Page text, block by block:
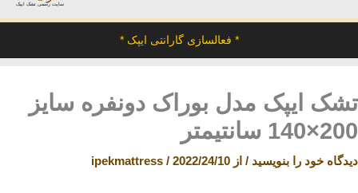
سایت رسمی تشک ایپک
* فعالسازی گارانتی ایپک *
تشک ایپک مدل بوراک دونفره سایز
200×140 سانتیمتر
دیدگاه‌ خود را بنویسید / از ipekmattress / 2022/24/10